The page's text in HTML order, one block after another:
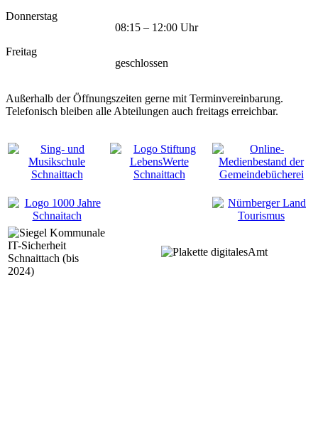
Donnerstag
08:15 – 12:00 Uhr
Freitag
geschlossen
Außerhalb der Öffnungszeiten gerne mit Terminvereinbarung.
Telefonisch bleiben alle Abteilungen auch freitags erreichbar.